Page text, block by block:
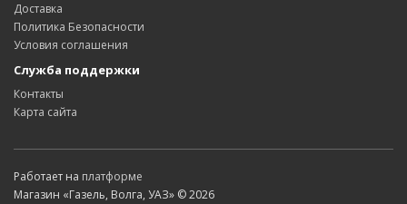
Доставка
Политика Безопасности
Условия соглашения
Служба поддержки
Контакты
Карта сайта
Работает на платформе
Магазин «Газель, Волга, УАЗ» © 2026